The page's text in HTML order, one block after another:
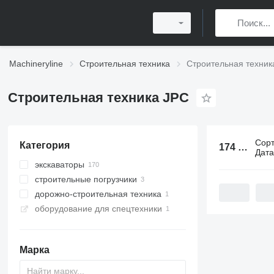
Machineryline Строительная техника Строительная
Строительная техника JPC
Категория
экскаваторы
мини-экскаваторы
строительные погрузчики
фронтальные погрузчики
мультифункциональные
дорожно-строительная техника
отбойные молотки
оборудование для спецтехники
Марка
174 объявления: